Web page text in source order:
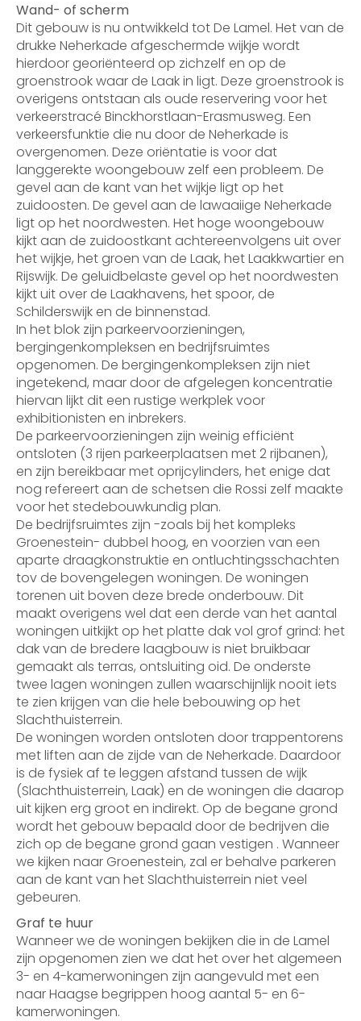
Wand- of scherm
Dit gebouw is nu ontwikkeld tot De Lamel. Het van de
drukke Neherkade afgeschermde wijkje wordt
hierdoor georiënteerd op zichzelf en op de
groenstrook waar de Laak in ligt. Deze groenstrook is
overigens ontstaan als oude reservering voor het
verkeerstracé Binckhorstlaan-Erasmusweg. Een
verkeersfunktie die nu door de Neherkade is
overgenomen. Deze oriëntatie is voor dat
langgerekte woongebouw zelf een probleem. De
gevel aan de kant van het wijkje ligt op het
zuidoosten. De gevel aan de lawaaiige Neherkade
ligt op het noordwesten. Het hoge woongebouw
kijkt aan de zuidoostkant achtereenvolgens uit over
het wijkje, het groen van de Laak, het Laakkwartier en
Rijswijk. De geluidbelaste gevel op het noordwesten
kijkt uit over de Laakhavens, het spoor, de
Schilderswijk en de binnenstad.
In het blok zijn parkeervoorzieningen,
bergingenkompleksen en bedrijfsruimtes
opgenomen. De bergingenkompleksen zijn niet
ingetekend, maar door de afgelegen koncentratie
hiervan lijkt dit een rustige werkplek voor
exhibitionisten en inbrekers.
De parkeervoorzieningen zijn weinig efficiënt
ontsloten (3 rijen parkeerplaatsen met 2 rijbanen),
en zijn bereikbaar met oprijcylinders, het enige dat
nog refereert aan de schetsen die Rossi zelf maakte
voor het stedebouwkundig plan.
De bedrijfsruimtes zijn -zoals bij het kompleks
Groenestein- dubbel hoog, en voorzien van een
aparte draagkonstruktie en ontluchtingsschachten
tov de bovengelegen woningen. De woningen
torenen uit boven deze brede onderbouw. Dit
maakt overigens wel dat een derde van het aantal
woningen uitkijkt op het platte dak vol grof grind: het
dak van de bredere laagbouw is niet bruikbaar
gemaakt als terras, ontsluiting oid. De onderste
twee lagen woningen zullen waarschijnlijk nooit iets
te zien krijgen van die hele bebouwing op het
Slachthuisterrein.
De woningen worden ontsloten door trappentorens
met liften aan de zijde van de Neherkade. Daardoor
is de fysiek af te leggen afstand tussen de wijk
(Slachthuisterrein, Laak) en de woningen die daarop
uit kijken erg groot en indirekt. Op de begane grond
wordt het gebouw bepaald door de bedrijven die
zich op de begane grond gaan vestigen . Wanneer
we kijken naar Groenestein, zal er behalve parkeren
aan de kant van het Slachthuisterrein niet veel
gebeuren.
Graf te huur
Wanneer we de woningen bekijken die in de Lamel
zijn opgenomen zien we dat het over het algemeen
3- en 4-kamerwoningen zijn aangevuld met een
naar Haagse begrippen hoog aantal 5- en 6-
kamerwoningen.